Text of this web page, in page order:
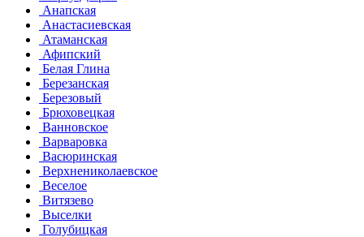
Анапская
Анастасиевская
Атаманская
Афипский
Белая Глина
Березанская
Березовый
Брюховецкая
Ванновское
Варваровка
Васюринская
Верхнениколаевское
Веселое
Витязево
Выселки
Голубицкая